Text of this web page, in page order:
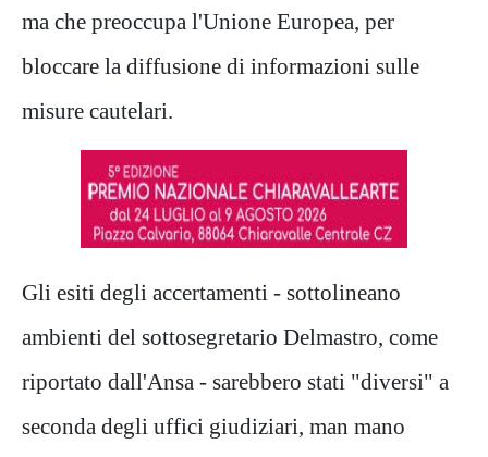
ma che preoccupa l'Unione Europea, per
bloccare la diffusione di informazioni sulle
misure cautelari.
Gli esiti degli accertamenti - sottolineano
ambienti del sottosegretario Delmastro, come
riportato dall'Ansa - sarebbero stati "diversi" a
seconda degli uffici giudiziari, man mano